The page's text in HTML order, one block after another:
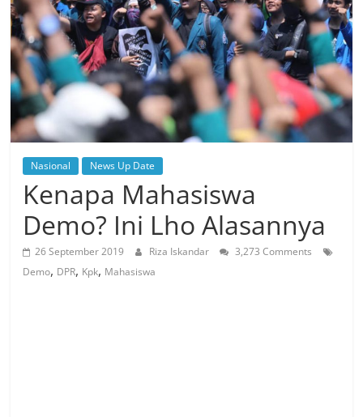
Nasional News Up Date
Kenapa Mahasiswa
Demo? Ini Lho Alasannya
26 September 2019 Riza Iskandar
3,273 Comments
Demo, DPR, Kpk, Mahasiswa